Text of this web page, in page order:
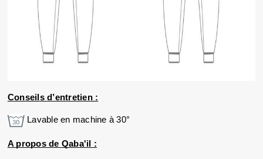
Conseils d’entretien :
Lavable en machine à 30°
A propos de Qaba'il :